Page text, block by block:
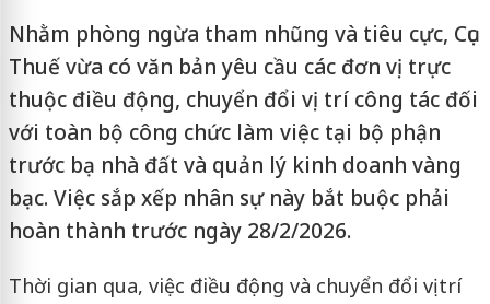
Nhằm phòng ngừa tham nhũng và tiêu cực, Cục
Thuế vừa có văn bản yêu cầu các đơn vị trực
thuộc điều động, chuyển đổi vị trí công tác đối
với toàn bộ công chức làm việc tại bộ phận
trước bạ nhà đất và quản lý kinh doanh vàng
bạc. Việc sắp xếp nhân sự này bắt buộc phải
hoàn thành trước ngày 28/2/2026.
Thời gian qua, việc điều động và chuyển đổi vị trí